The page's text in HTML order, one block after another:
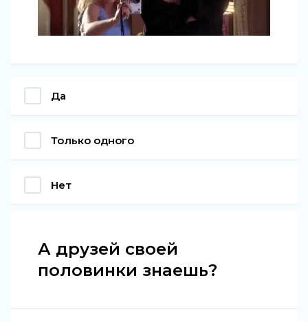
Да
Только одного
Нет
А друзей своей
половинки знаешь?